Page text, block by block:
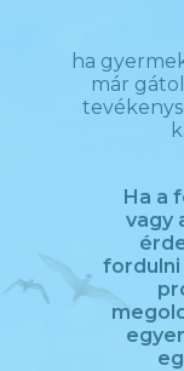
ha
már
Ha a
vagy
fordulni